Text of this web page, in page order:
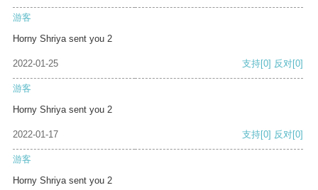
游客
Horny Shriya sent you 2
2022-01-25 支持[0] 反对[0]
游客
Horny Shriya sent you 2
2022-01-17 支持[0] 反对[0]
游客
Horny Shriya sent you 2